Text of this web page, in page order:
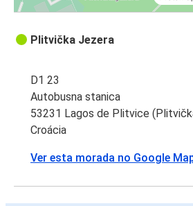
Plitvička Jezera
D1 23
Autobusna stanica
53231 Lagos de Plitvice
Croácia
Ver esta morada no Google